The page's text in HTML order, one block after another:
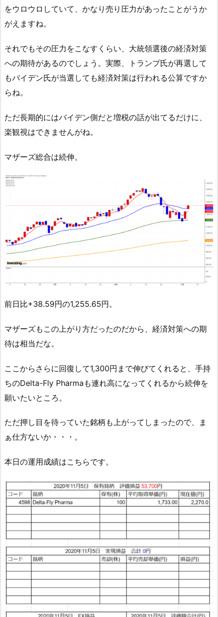
をウロウロしていて、かなり売り圧力があったことがうか
がえますね。
それでもその圧力をこなすくらい、大統領選後の経済対策
への期待があるのでしょう。実際、トランプ氏が再選して
もバイデン氏が当選しても経済対策は行われる公算ですか
らね。
ただ長期的にはバイデン側だと増税の話が出てるだけに、
楽観視はできませんがね。
マザーズ総合は続伸。
前日比+38.59円の1,255.65円。
マザーズもこの上がり方だったのだから、経済対策への期
待は相当だな。
ここからさらに回復して1,300円まで伸びてくれると、手持
ちのDelta-Fly Pharmaも連れ高になってくれるから続伸を
願いたいところ。
ただ押し目を待っていた銘柄も上がってしまったので、ま
ぁ仕方ないか・・・。
本日の運用成績はこちらです。